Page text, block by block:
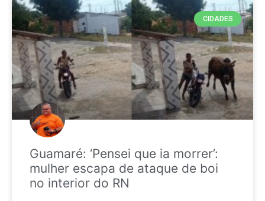
CIDADES
Guamaré: ‘Pensei que ia morrer’:
mulher escapa de ataque de boi
no interior do RN